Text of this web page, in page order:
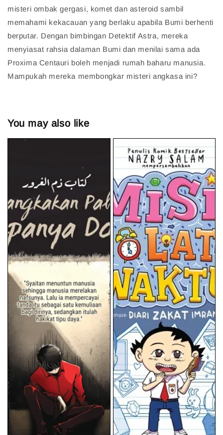
misteri ombak gergasi, komet dan asteroid sambil
memahami kekacauan yang berlaku apabila Bumi berhenti
berputar. Dengan bimbingan Detektif Astra, mereka
menyiasat rahsia dalaman Bumi dan menilai sama ada
Proxima Centauri boleh menjadi rumah baharu manusia.
Mampukah mereka membongkar misteri angkasa ini?
You may also like